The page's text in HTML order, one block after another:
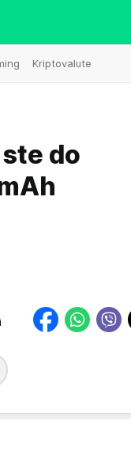
Kriptovalute
do